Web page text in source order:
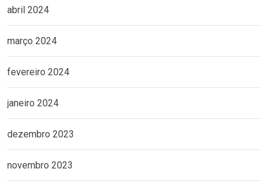
abril 2024
março 2024
fevereiro 2024
janeiro 2024
dezembro 2023
novembro 2023